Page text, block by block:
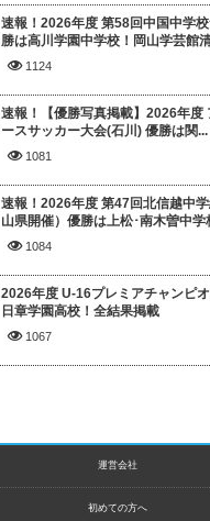
速報！2026年度 第58回中国中学
勝は高川学園中学校！岡山学芸館
1124
速報！【優勝写真掲載】2026年度
ースサッカー大会(石川) 優勝は関...
1081
速報！2026年度 第47回北信越中
山県開催）優勝は上松･南木曽中学
1084
2026年度 U-16プレミアチャンピ
日章学園高校！全結果掲載
1067
運営会社
初めての方へ